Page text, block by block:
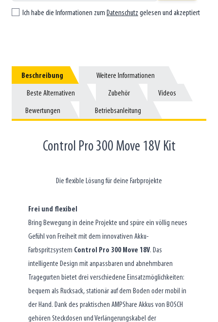
Ich habe die Informationen zum Datenschutz gelesen und akzeptiert
Beschreibung
Beschreibung Weitere Informationen
Weitere Informationen
Beste Alternativen
Beste Alternativen Zubehör
Zubehör Videos
Videos
Bewertungen
Bewertungen Betriebsanleitung
Betriebsanleitung
Control Pro 300 Move 18V Kit
Die flexible Lösung für deine Farbprojekte
Frei und flexibel
Bring Bewegung in deine Projekte und spüre ein völlig neues
Gefühl von Freiheit mit dem innovativen Akku-
Farbspritzsystem Control Pro 300 Move 18V. Das
intelligente Design mit anpassbaren und abnehmbaren
Tragegurten bietet drei verschiedene Einsatzmöglichkeiten:
bequem als Rucksack, stationär auf dem Boden oder mobil in
der Hand. Dank des praktischen AMPShare Akkus von BOSCH
gehören Steckdosen und Verlängerungskabel der